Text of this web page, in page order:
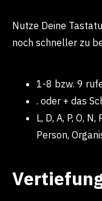
Nutze Deine
noch schneller zu
1-8 bzw. 9
. oder + das
L, D, A, P, O,
Person,